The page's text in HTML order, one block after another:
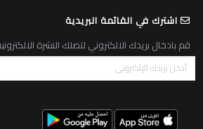
اشترك في القائمة البريدية
قم بادخال بريدك الالكتروني لتصلك النشرة